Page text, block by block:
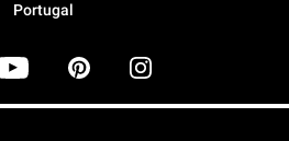
Portugal